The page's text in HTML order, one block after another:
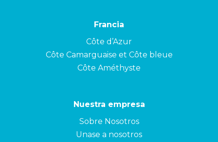
Francia
Côte d’Azur
Côte Camarguaise et Côte bleue
Côte Améthyste
Nuestra empresa
Sobre Nosotros
Unase a nosotros